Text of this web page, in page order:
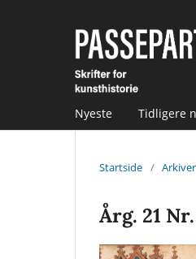
Nyeste Tidligere
Startside / Arkiver
Årg. 21